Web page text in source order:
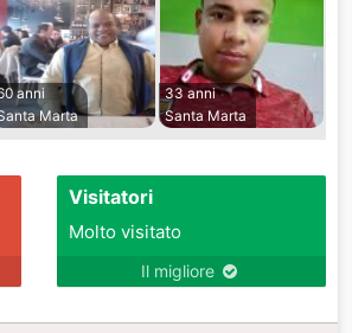
anni
Marta
33 anni
Santa Marta
Visitatori
Molto visitato
Il migliore